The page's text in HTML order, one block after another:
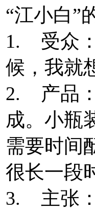
“江小白”
1. 受众：
候，我就
2. 产品：
成。小瓶
需要时间
很长一段
3. 主张：